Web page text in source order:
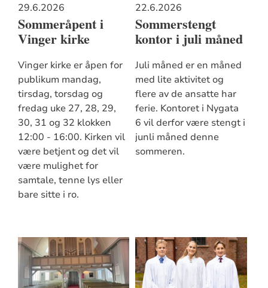
29.6.2026
Sommeråpent i
Vinger kirke
Vinger kirke er åpen for
publikum mandag,
tirsdag, torsdag og
fredag uke 27, 28, 29,
30, 31 og 32 klokken
12:00 - 16:00. Kirken vil
være betjent og det vil
være mulighet for
samtale, tenne lys eller
bare sitte i ro.
22.6.2026
Sommerstengt
kontor i juli måned
Juli måned er en måned
med lite aktivitet og
flere av de ansatte har
ferie. Kontoret i Nygata
6 vil derfor være stengt i
junli måned denne
sommeren.